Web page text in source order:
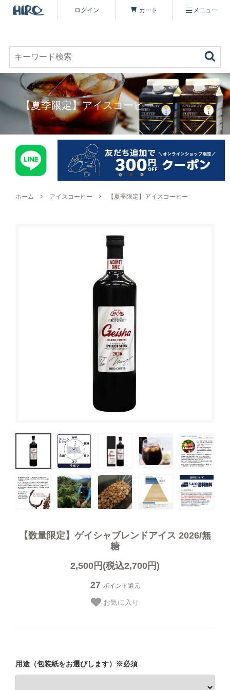
ログイン カート メニュー
キーワード検索
商品を探す
コーヒー豆（すべて）
コーヒーマイスターセレクト
カフェオレベース
オーガニック商品
デカフェ（カフェインレス）商品
送料無料（コーヒー）
お試しセット（送料無料）
まとめ買いディスカウント
コーヒーギフト（すべて）
コーヒーを楽しむ
ヒロコーヒー品質について
いながわ焙煎工房について
シーズナリティについて
サステイナブルコーヒーについて
HIRO CERT認証農園について
ネルドリップアイスコーヒーのおいしさの理由
HIRO TIMES コーヒーに関する情報をお届け
定期便
特集 一覧
原材料・販売期間一覧
スペシャルティコーヒーとは
【夏季限定】アイスコーヒー
ホーム アイスコーヒー 【夏季限定】アイスコーヒー
【数量限定】ゲイシャブレンドアイス 2026/無
糖
2,500円(税込2,700円)
27 ポイント還元
お気に入り
用途（包装紙をお選びします）※必須